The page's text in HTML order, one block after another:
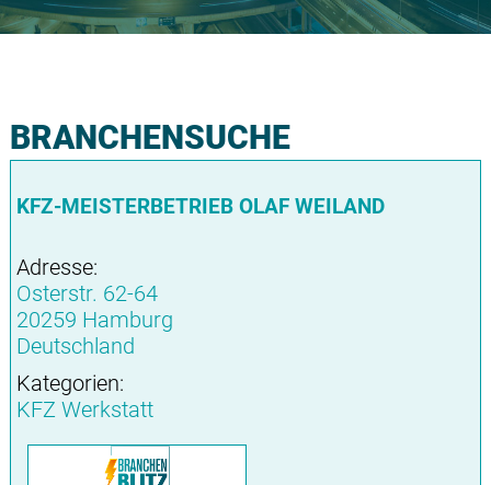
BRANCHENSUCHE
KFZ-MEISTERBETRIEB OLAF WEILAND
Adresse:
Osterstr. 62-64
20259 Hamburg
Deutschland
Kategorien:
KFZ Werkstatt